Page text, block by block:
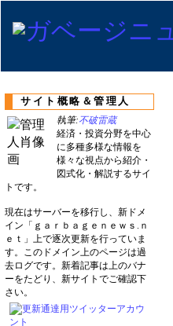
サイト概略＆管理人
執筆:不破雷蔵
経済・投資分野を中心
に多種多様な情報を
様々な視点から紹介・
図式化・解説するサイ
トです。
現在はサーバーを移行し、新ドメ
イン「ｇａｒｂａｇｅｎｅｗｓ.ｎ
ｅｔ」上で逐次更新を行っていま
す。このドメイン上のページは過
去ログです。新着記事は上のバナ
ーをたどり、新サイトでご確認下
さい。